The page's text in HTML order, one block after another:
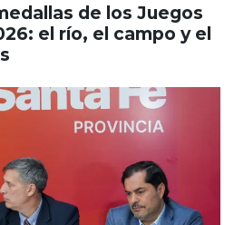
de los Juegos
el río, el campo y el